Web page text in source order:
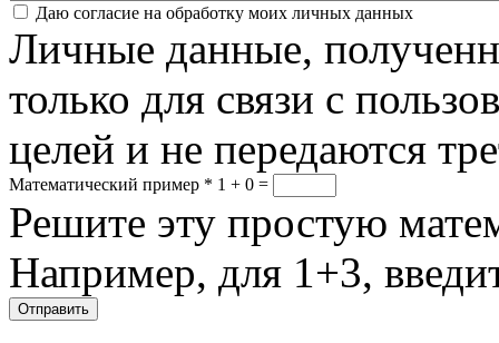
Соглашение*
Даю согласие на обработку моих личных данных
Личные данные,
только для связи с
целей и не передаются
Математический пример * 1 + 0 =
Решите эту простую
Например, для 1+3,